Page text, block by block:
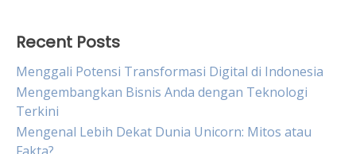
Recent Posts
Menggali Potensi Transformasi Digital di Indonesia
Mengembangkan Bisnis Anda dengan Teknologi
Terkini
Mengenal Lebih Dekat Dunia Unicorn: Mitos atau